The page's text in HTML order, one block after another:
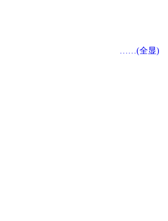
……(全显)